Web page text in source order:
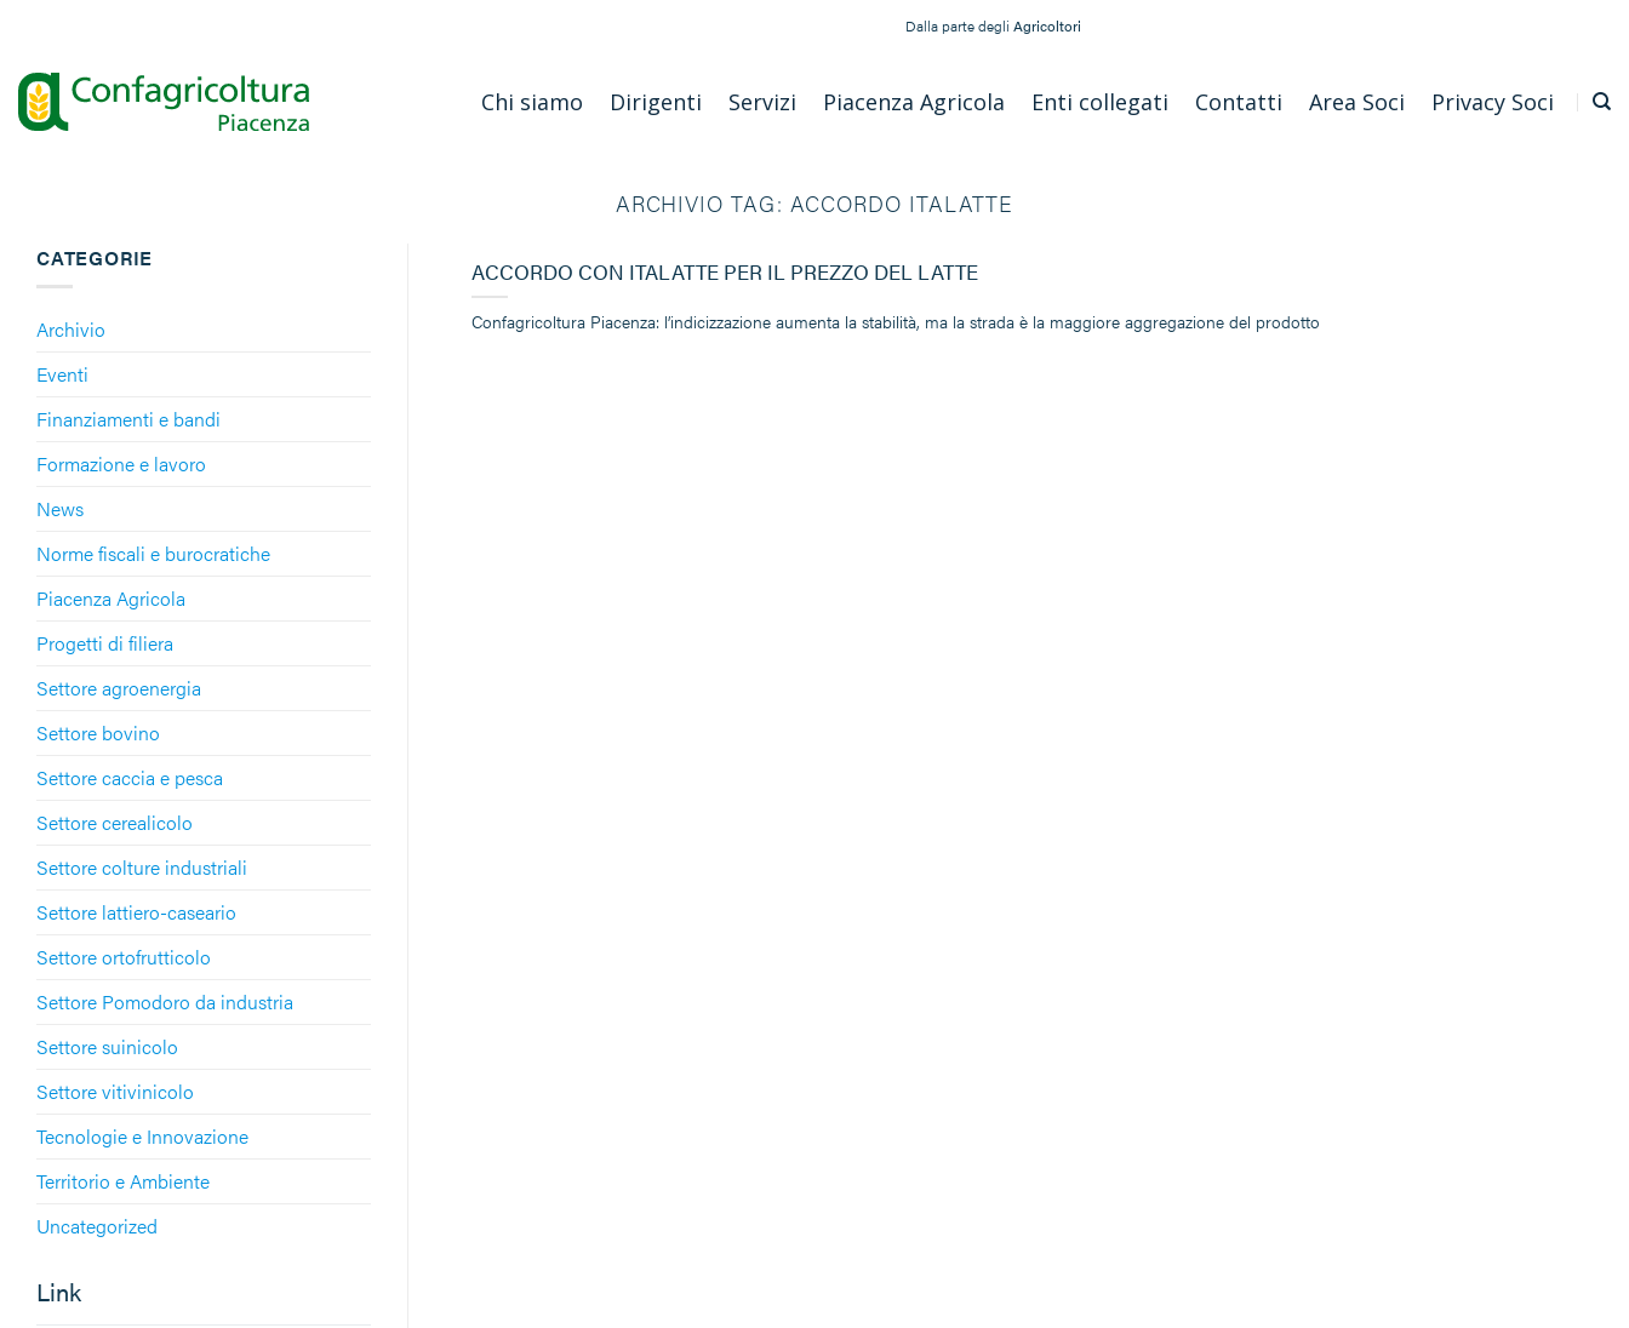
contenuti
Dalla parte degli Agricoltori
Chi siamo Dirigenti Servizi Piacenza Agricola Enti collegati Contatti Area Soci Privacy Soci
ARCHIVIO TAG: ACCORDO ITALATTE
CATEGORIE
Archivio
Eventi
Finanziamenti e bandi
Formazione e lavoro
News
Norme fiscali e burocratiche
Piacenza Agricola
Progetti di filiera
Settore agroenergia
Settore bovino
Settore caccia e pesca
Settore cerealicolo
Settore colture industriali
Settore lattiero-caseario
Settore ortofrutticolo
Settore Pomodoro da industria
Settore suinicolo
Settore vitivinicolo
Tecnologie e Innovazione
Territorio e Ambiente
Uncategorized
Link
ACCORDO CON ITALATTE PER IL PREZZO DEL LATTE
Confagricoltura Piacenza: l’indicizzazione aumenta la stabilità, ma la strada è la maggiore aggregazione del prodotto